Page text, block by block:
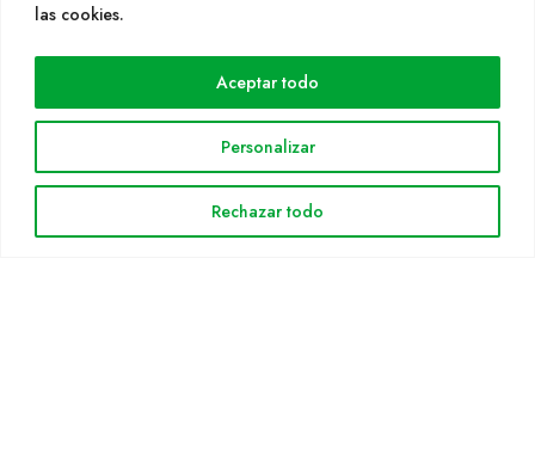
las cookies.
Personalizar
Rechazar todo
Aceptar todo
WEB
Áreas de trabajo
Solicitud Catálogo